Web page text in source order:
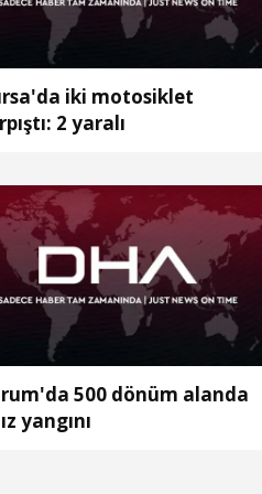
iki motosiklet
2 yaralı
500 dönüm alanda
yangını